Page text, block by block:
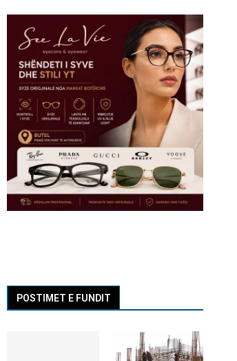
POSTIMET E FUNDIT